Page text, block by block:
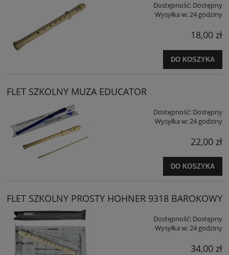
Dostępność: Dostępny
Wysyłka w:24 godziny
18,00 zł
DO KOSZYKA
FLET SZKOLNY MUZA EDUCATOR
Dostępność: Dostępny
Wysyłka w:24 godziny
22,00 zł
DO KOSZYKA
FLET SZKOLNY PROSTY HOHNER 9318 BAROKOWY
Dostępność: Dostępny
Wysyłka w:24 godziny
34,00 zł